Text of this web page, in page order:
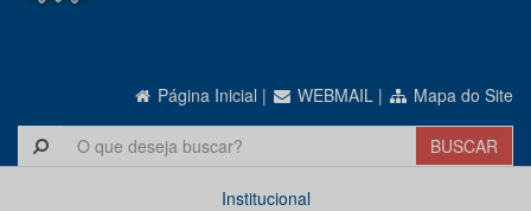
Página Inicial | WEBMAIL | Mapa do Site
Institucional